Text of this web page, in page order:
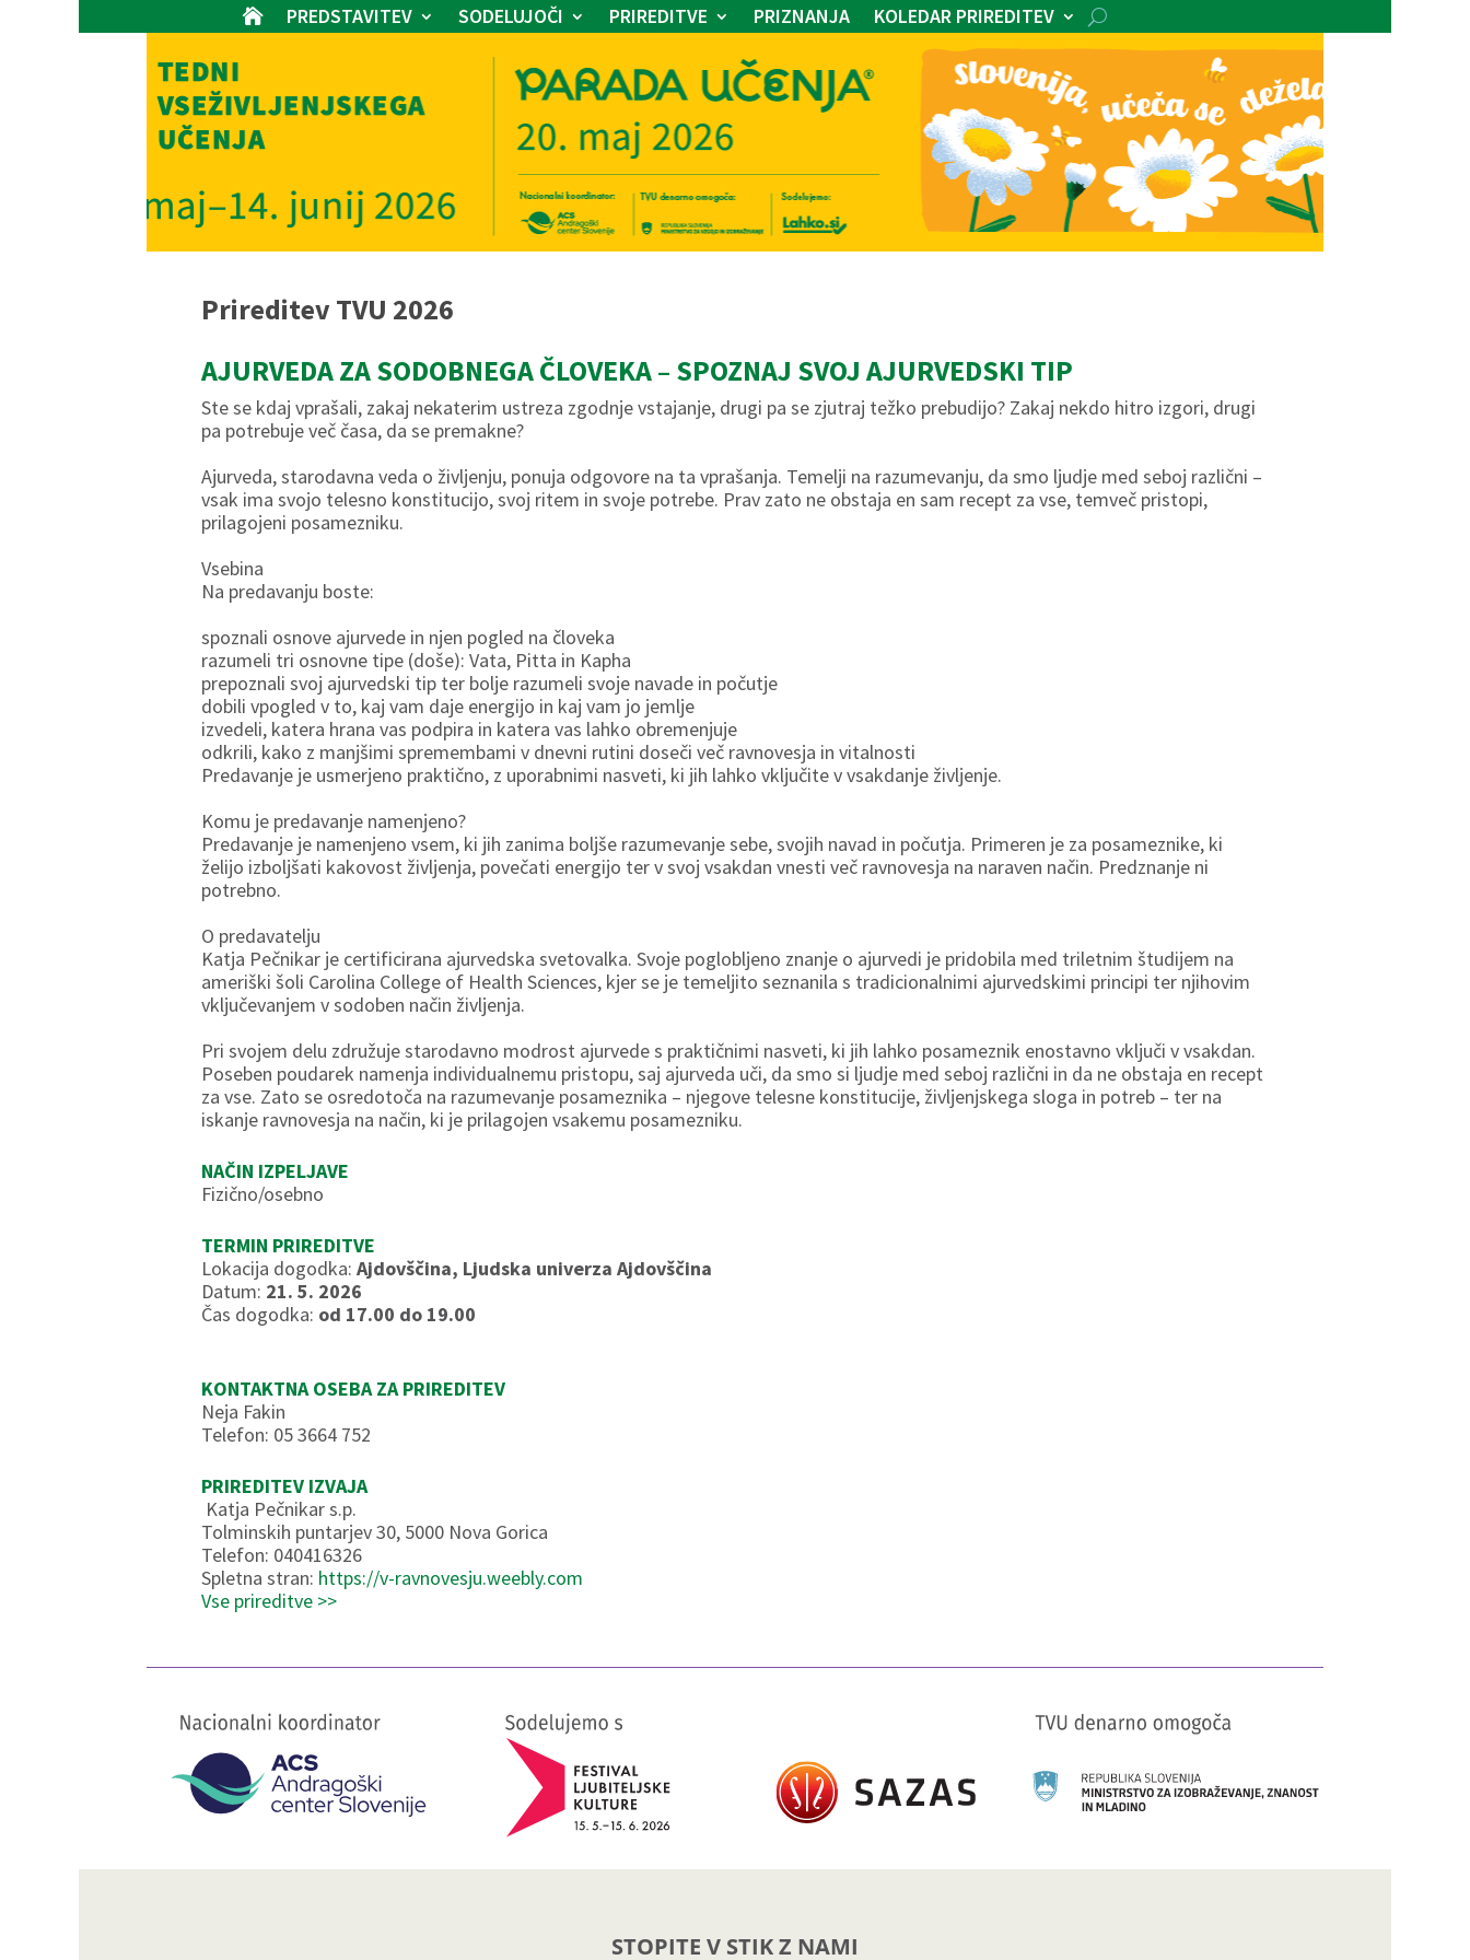
 PREDSTAVITEV SODELUJOČI PRIREDITVE PRIZNANJA KOLEDAR PRIREDITEV
Prireditev TVU 2026
AJURVEDA ZA SODOBNEGA ČLOVEKA – SPOZNAJ SVOJ AJURVEDSKI TIP
Ste se kdaj vprašali, zakaj nekaterim ustreza zgodnje vstajanje, drugi pa se zjutraj težko prebudijo? Zakaj nekdo hitro izgori, drugi
pa potrebuje več časa, da se premakne?
Ajurveda, starodavna veda o življenju, ponuja odgovore na ta vprašanja. Temelji na razumevanju, da smo ljudje med seboj različni –
vsak ima svojo telesno konstitucijo, svoj ritem in svoje potrebe. Prav zato ne obstaja en sam recept za vse, temveč pristopi,
prilagojeni posamezniku.
Vsebina
Na predavanju boste:
spoznali osnove ajurvede in njen pogled na človeka
razumeli tri osnovne tipe (doše): Vata, Pitta in Kapha
prepoznali svoj ajurvedski tip ter bolje razumeli svoje navade in počutje
dobili vpogled v to, kaj vam daje energijo in kaj vam jo jemlje
izvedeli, katera hrana vas podpira in katera vas lahko obremenjuje
odkrili, kako z manjšimi spremembami v dnevni rutini doseči več ravnovesja in vitalnosti
Predavanje je usmerjeno praktično, z uporabnimi nasveti, ki jih lahko vključite v vsakdanje življenje.
Komu je predavanje namenjeno?
Predavanje je namenjeno vsem, ki jih zanima boljše razumevanje sebe, svojih navad in počutja. Primeren je za posameznike, ki
želijo izboljšati kakovost življenja, povečati energijo ter v svoj vsakdan vnesti več ravnovesja na naraven način. Predznanje ni
potrebno.
O predavatelju
Katja Pečnikar je certificirana ajurvedska svetovalka. Svoje poglobljeno znanje o ajurvedi je pridobila med triletnim študijem na
ameriški šoli Carolina College of Health Sciences, kjer se je temeljito seznanila s tradicionalnimi ajurvedskimi principi ter njihovim
vključevanjem v sodoben način življenja.
Pri svojem delu združuje starodavno modrost ajurvede s praktičnimi nasveti, ki jih lahko posameznik enostavno vključi v vsakdan.
Poseben poudarek namenja individualnemu pristopu, saj ajurveda uči, da smo si ljudje med seboj različni in da ne obstaja en recept
za vse. Zato se osredotoča na razumevanje posameznika – njegove telesne konstitucije, življenjskega sloga in potreb – ter na
iskanje ravnovesja na način, ki je prilagojen vsakemu posamezniku.
NAČIN IZPELJAVE
Fizično/osebno
TERMIN PRIREDITVE
Lokacija dogodka:Ajdovščina, Ljudska univerza Ajdovščina
Datum: 21. 5. 2026
Čas dogodka: od 17.00 do 19.00
KONTAKTNA OSEBA ZA PRIREDITEV
Neja Fakin
Telefon: 05 3664 752
PRIREDITEV IZVAJA
Katja Pečnikar s.p.
Tolminskih puntarjev 30, 5000 Nova Gorica
Telefon: 040416326
Spletna stran: https://v-ravnovesju.weebly.com
Vse prireditve >>
STOPITE V STIK Z NAMI